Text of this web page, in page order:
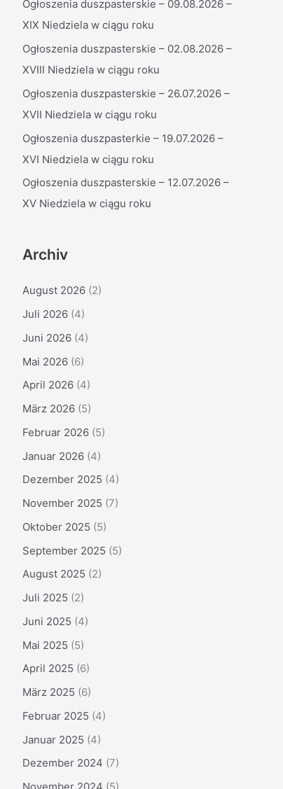
n
n
a
c
h
:
Ogłoszenia duszpasterskie – 09.08.2026 –
XIX Niedziela w ciągu roku
Ogłoszenia duszpasterskie – 02.08.2026 –
XVIII Niedziela w ciągu roku
Ogłoszenia duszpasterskie – 26.07.2026 –
XVII Niedziela w ciągu roku
Ogłoszenia duszpasterkie – 19.07.2026 –
XVI Niedziela w ciągu roku
Ogłoszenia duszpasterskie – 12.07.2026 –
XV Niedziela w ciągu roku
Archiv
August 2026 (2)
Juli 2026 (4)
Juni 2026 (4)
Mai 2026 (6)
April 2026 (4)
März 2026 (5)
Februar 2026 (5)
Januar 2026 (4)
Dezember 2025 (4)
November 2025 (7)
Oktober 2025 (5)
September 2025 (5)
August 2025 (2)
Juli 2025 (2)
Juni 2025 (4)
Mai 2025 (5)
April 2025 (6)
März 2025 (6)
Februar 2025 (4)
Januar 2025 (4)
Dezember 2024 (7)